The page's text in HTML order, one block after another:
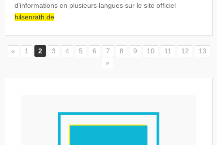
d’informations en plusieurs langues sur le site officiel
hilsenrath.de
« 1 2 3 4 5 6 7 8 9 10 11 12
13
»